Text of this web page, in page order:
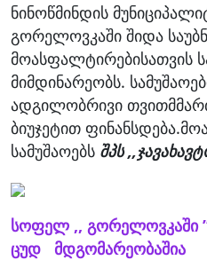
ნინოწმინდის
გორელოვკაში შიდა
მოასფალტირებისათვის
მიმდინარეობს.
ადგილობრივი
ბიუჯეტით
სამუშაოებს შპს
სოფელ ,, გორელოვკაში
ცუდ მდგომარეობაშია